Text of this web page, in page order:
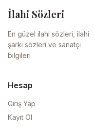
İlahi Sözleri
En güzel ilahi sözleri, ilahi
şarkı sözleri ve sanatçı
bilgileri
Hesap
Giriş Yap
Kayıt Ol